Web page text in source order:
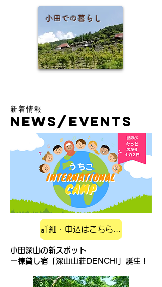
小田での暮らし
​新着情報
​NEWS/EVENTS
小田深山の新スポット
​一棟貸し宿「深山山荘DENCHI」誕生！